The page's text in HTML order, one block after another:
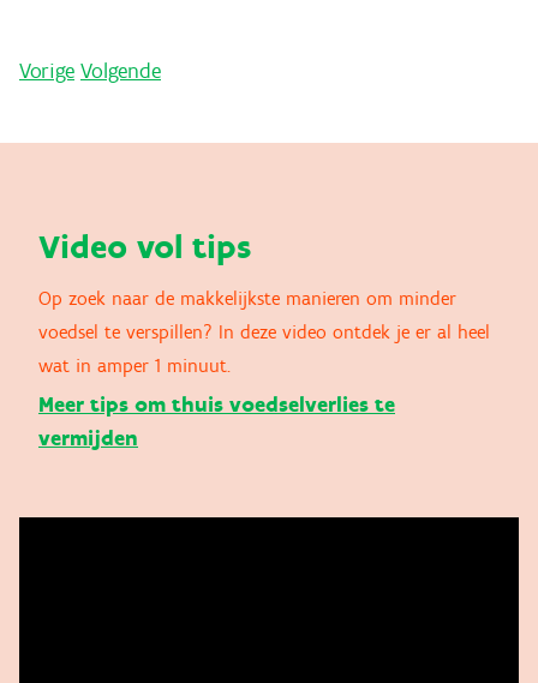
Vorige Volgende
Video vol tips
Op zoek naar de makkelijkste manieren om minder
voedsel te verspillen? In deze video ontdek je er al heel
wat in amper 1 minuut.
Meer tips om thuis voedselverlies te
vermijden